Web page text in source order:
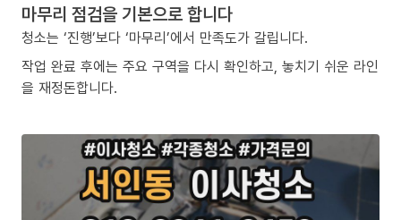
마무리 점검을 기본으로 합니다
청소는 ‘진행’보다 ‘마무리’에서 만족도가 갈립니다.
작업 완료 후에는 주요 구역을 다시 확인하고, 놓치기 쉬운 라인
을 재정돈합니다.